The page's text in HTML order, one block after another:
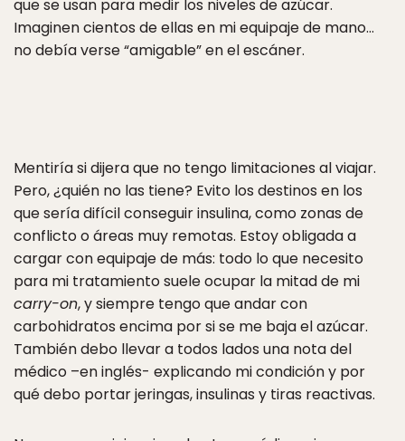
que se usan para medir los niveles de azúcar.
Imaginen cientos de ellas en mi equipaje de mano…
no debía verse “amigable” en el escáner.
Mentiría si dijera que no tengo limitaciones al viajar.
Pero, ¿quién no las tiene? Evito los destinos en los
que sería difícil conseguir insulina, como zonas de
conflicto o áreas muy remotas. Estoy obligada a
cargar con equipaje de más: todo lo que necesito
para mi tratamiento suele ocupar la mitad de mi
carry-on, y siempre tengo que andar con
carbohidratos encima por si se me baja el azúcar.
También debo llevar a todos lados una nota del
médico –en inglés- explicando mi condición y por
qué debo portar jeringas, insulinas y tiras reactivas.